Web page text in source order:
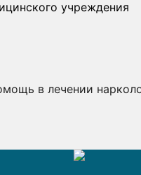
учреждения
в лечении